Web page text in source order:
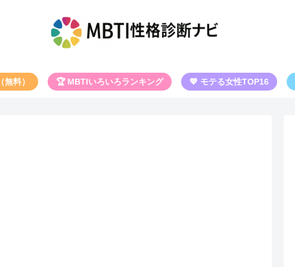
料） 🏆 MBTIいろいろランキング 💖 モテる女性TOP16